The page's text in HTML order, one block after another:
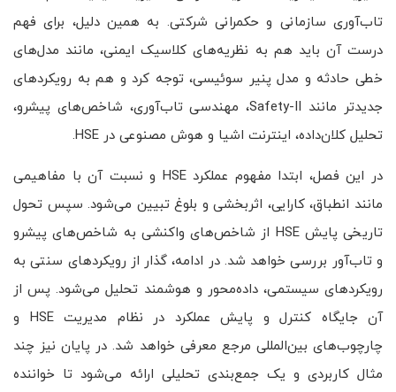
تاب‌آوری سازمانی و حکمرانی شرکتی. به همین دلیل، برای فهم
درست آن باید هم به نظریه‌های کلاسیک ایمنی، مانند مدل‌های
خطی حادثه و مدل پنیر سوئیسی، توجه کرد و هم به رویکردهای
جدیدتر مانند Safety-II، مهندسی تاب‌آوری، شاخص‌های پیشرو،
تحلیل کلان‌داده، اینترنت اشیا و هوش مصنوعی در HSE.
در این فصل، ابتدا مفهوم عملکرد HSE و نسبت آن با مفاهیمی
مانند انطباق، کارایی، اثربخشی و بلوغ تبیین می‌شود. سپس تحول
تاریخی پایش HSE از شاخص‌های واکنشی به شاخص‌های پیشرو
و تاب‌آور بررسی خواهد شد. در ادامه، گذار از رویکردهای سنتی به
رویکردهای سیستمی، داده‌محور و هوشمند تحلیل می‌شود. پس از
آن جایگاه کنترل و پایش عملکرد در نظام مدیریت HSE و
چارچوب‌های بین‌المللی مرجع معرفی خواهد شد. در پایان نیز چند
مثال کاربردی و یک جمع‌بندی تحلیلی ارائه می‌شود تا خواننده